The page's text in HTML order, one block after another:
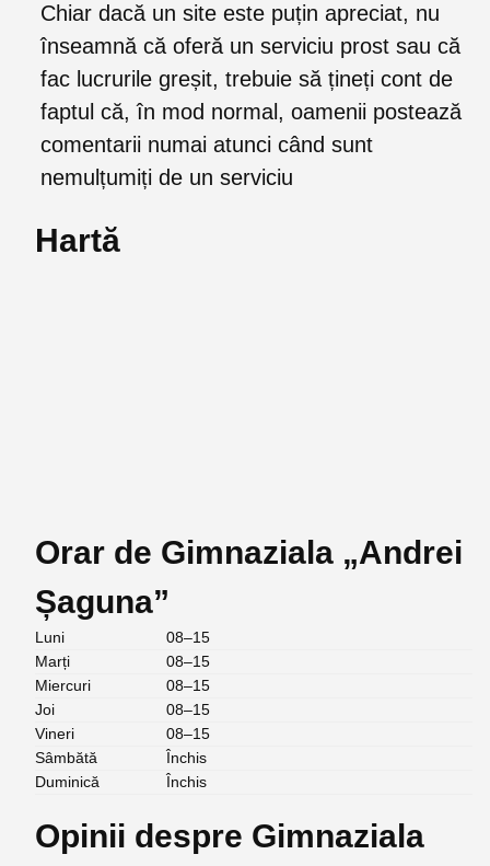
Chiar dacă un site este puțin apreciat, nu
înseamnă că oferă un serviciu prost sau că
fac lucrurile greșit, trebuie să țineți cont de
faptul că, în mod normal, oamenii postează
comentarii numai atunci când sunt
nemulțumiți de un serviciu
Hartă
Orar de Gimnaziala „Andrei
Șaguna”
Luni
08–15
Marți
08–15
Miercuri
08–15
Joi
08–15
Vineri
08–15
Sâmbătă
Închis
Duminică
Închis
Opinii despre Gimnaziala